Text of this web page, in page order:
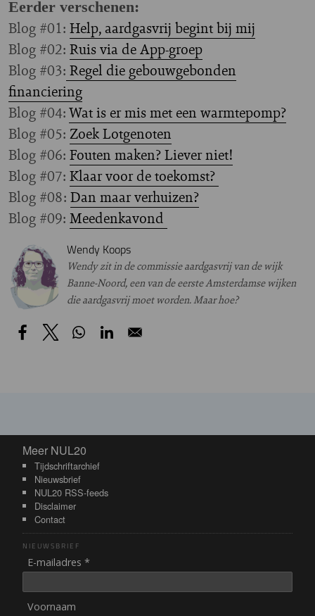
Eerder verschenen:
Blog #01: Help, aardgasvrij begint bij mij
Blog #02: Ruis via de App-groep
Blog #03: Regel die gebouwgebonden
financiering
Blog #04:Wat is er mis met een warmtepomp?
Blog #05: Zoek Lotgenoten
Blog #06: Fouten maken? Liever niet!
Blog #07: Klaar voor de toekomst?
Blog #08: Dan maar verhuizen?
Blog #09: Meedenkavond
Wendy Koops
Wendy zit in de commissie aardgasvrij van de wijk
Banne-Noord, een van de eerste Amsterdamse wijken
die aardgasvrij moet worden. Maar hoe?
Meer NUL20
Meer NUL20
Tijdschriftarchief
Nieuwsbrief
NUL20 RSS-feeds
Disclaimer
Contact
NIEUWSBRIEF
E-mailadres *
Voornaam